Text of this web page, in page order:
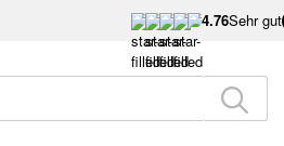
4.76Sehr gut